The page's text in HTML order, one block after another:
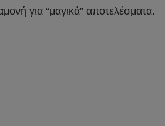
για “μαγικά” αποτελέσματα.